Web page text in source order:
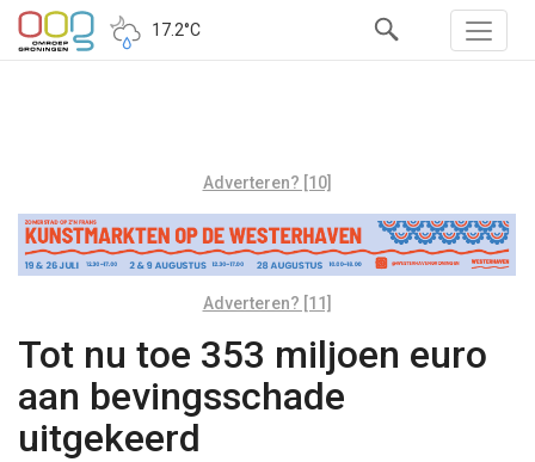
17.2°C
Adverteren? [10]
Adverteren? [11]
Tot nu toe 353 miljoen euro
aan bevingsschade
uitgekeerd